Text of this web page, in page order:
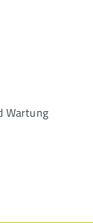
Wartung